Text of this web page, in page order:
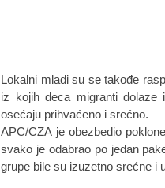
Lokalni mladi su se takođe
iz kojih deca migranti
osećaju prihvaćeno i srećno.
APC/CZA je obezbedio
svako je odabrao po jedan
grupe bile su izuzetno srećne i